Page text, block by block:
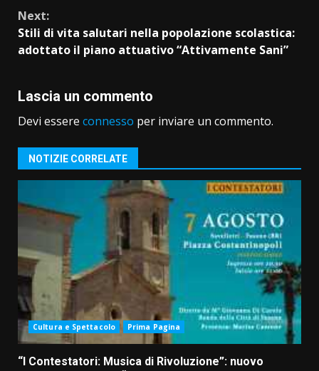
Next:
Stili di vita salutari nella popolazione scolastica:
adottato il piano attuativo “Attivamente Sani”
Lascia un commento
Devi essere connesso per inviare un commento.
NOTIZIE CORRELATE
Cultura e Spettacolo Prima Pagina
“I Contestatori: Musica di Rivoluzione”: nuovo